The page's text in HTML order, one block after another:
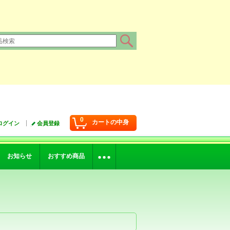
0 カートの中身
グイン 会員登録
お知らせ おすすめ商品